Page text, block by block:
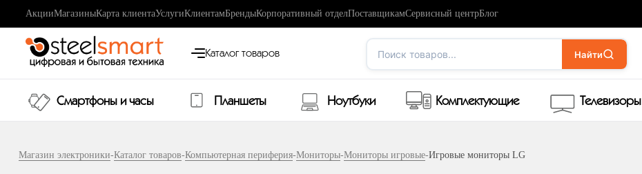
АкцииМагазиныКарта клиентаУслугиКлиентамБрендыКорпоративный отделПоставщикамСервисный центрБлог
Каталог товаров Поиск товаров... Найти
Смартфоны и часы Планшеты Ноутбуки Комплектующие Телевизоры
Магазин электроники-Каталог товаров-Компьютерная периферия-Мониторы-Мониторы игровые-Игровые мониторы LG